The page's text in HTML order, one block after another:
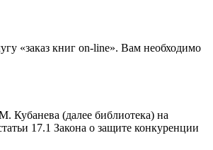
«заказ книг on-line». Вам необходимо
(далее библиотека) на
17.1 Закона о защите конкуренции